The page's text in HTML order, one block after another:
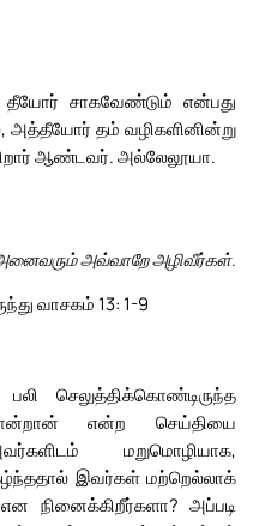
சாகவேண்டும் என்பது
அத்தீயோர் தம் வழிகளினின்று
ஆண்டவர். அல்லேலூயா.
அவ்வாறே அழிவீர்கள்.
வாசகம் 13: 1-9
செலுத்திக்கொண்டிருந்த
என்ற செய்தியை
மறுமொழியாக,
இவர்கள் மற்றெல்லாக்
நினைக்கிறீர்களா? அப்படி